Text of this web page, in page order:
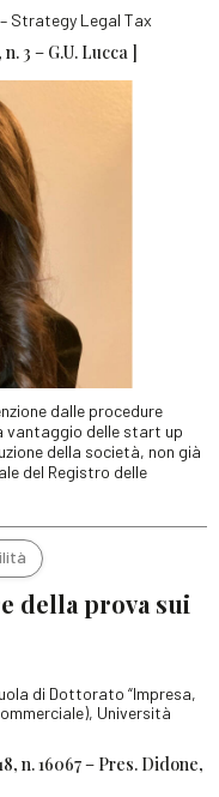
Strategy Legal Tax
3 – G.U. Lucca ]
dalle procedure
vantaggio delle start up
della società, non già
del Registro delle
della prova sui
di Dottorato “Impresa,
Università
n. 16067 – Pres. Didone,